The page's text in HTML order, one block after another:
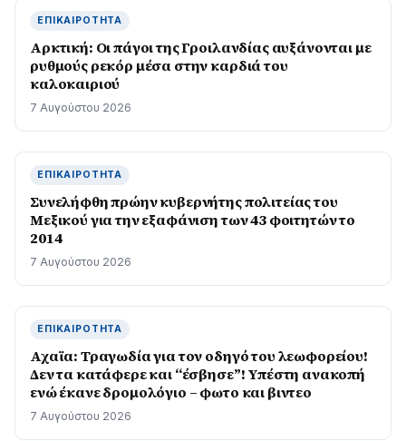
ΕΠΙΚΑΙΡΌΤΗΤΑ
Αρκτική: Οι πάγοι της Γροιλανδίας αυξάνονται με
ρυθμούς ρεκόρ μέσα στην καρδιά του
καλοκαιριού
7 Αυγούστου 2026
ΕΠΙΚΑΙΡΌΤΗΤΑ
Συνελήφθη πρώην κυβερνήτης πολιτείας του
Μεξικού για την εξαφάνιση των 43 φοιτητών το
2014
7 Αυγούστου 2026
ΕΠΙΚΑΙΡΌΤΗΤΑ
Αχαϊα: Τραγωδία για τον οδηγό του λεωφορείου!
Δεν τα κατάφερε και “έσβησε”! Υπέστη ανακοπή
ενώ έκανε δρομολόγιο – φωτο και βιντεο
7 Αυγούστου 2026